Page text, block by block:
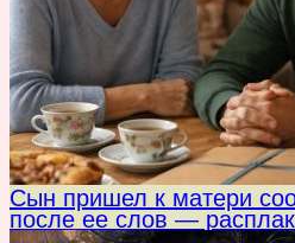
Сын пришел к матери
после ее слов —